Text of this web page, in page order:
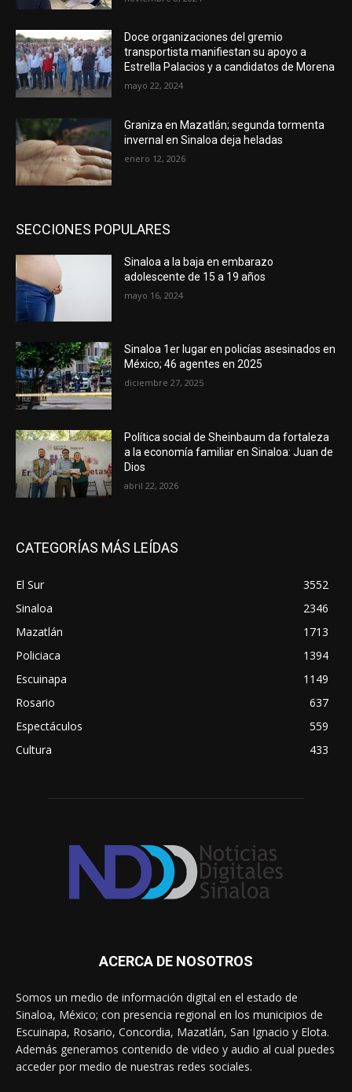
Doce organizaciones del gremio
transportista manifiestan su apoyo a
Estrella Palacios y a candidatos de Morena
mayo 22, 2024
Graniza en Mazatlán; segunda tormenta
invernal en Sinaloa deja heladas
enero 12, 2026
SECCIONES POPULARES
Sinaloa a la baja en embarazo
adolescente de 15 a 19 años
mayo 16, 2024
Sinaloa 1er lugar en policías asesinados en
México; 46 agentes en 2025
diciembre 27, 2025
Política social de Sheinbaum da fortaleza
a la economía familiar en Sinaloa: Juan de
Dios
abril 22, 2026
CATEGORÍAS MÁS LEÍDAS
El Sur
3552
Sinaloa
2346
Mazatlán
1713
Policiaca
1394
Escuinapa
1149
Rosario
637
Espectáculos
559
Cultura
433
ACERCA DE NOSOTROS
Somos un medio de información digital en el estado de
Sinaloa, México; con presencia regional en los municipios de
Escuinapa, Rosario, Concordia, Mazatlán, San Ignacio y Elota.
Además generamos contenido de video y audio al cual puedes
acceder por medio de nuestras redes sociales.